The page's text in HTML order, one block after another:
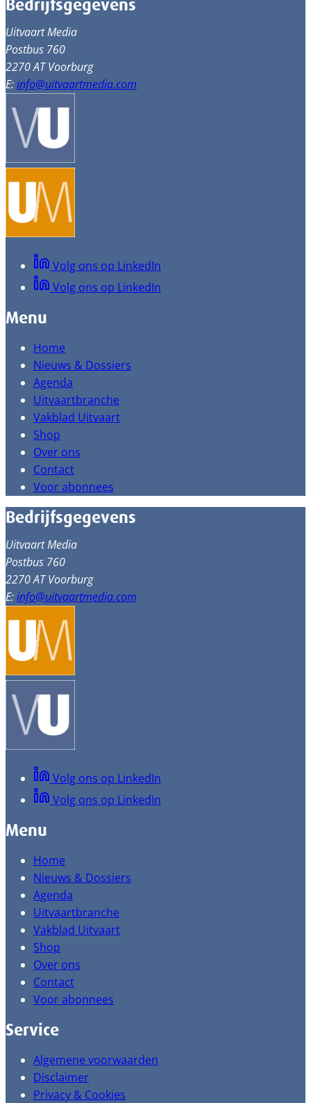
Bedrijfsgegevens
Uitvaart Media
Postbus 760
2270 AT Voorburg
E:info@uitvaartmedia.com
Volg ons op LinkedIn
Volg ons op LinkedIn
Menu
Home
Nieuws & Dossiers
Agenda
Uitvaartbranche
Vakblad Uitvaart
Shop
Over ons
Contact
Voor abonnees
Bedrijfsgegevens
Uitvaart Media
Postbus 760
2270 AT Voorburg
E:info@uitvaartmedia.com
Volg ons op LinkedIn
Volg ons op LinkedIn
Menu
Home
Nieuws & Dossiers
Agenda
Uitvaartbranche
Vakblad Uitvaart
Shop
Over ons
Contact
Voor abonnees
Service
Algemene voorwaarden
Disclaimer
Privacy & Cookies